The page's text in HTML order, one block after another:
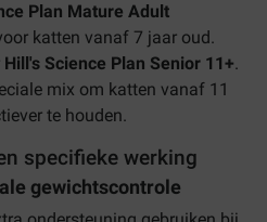
Plan Mature Adult
katten vanaf 7 jaar oud.
Hill's Science Plan Senior 11+.
mix om katten vanaf 11
te houden.
specifieke werking
gewichtscontrole